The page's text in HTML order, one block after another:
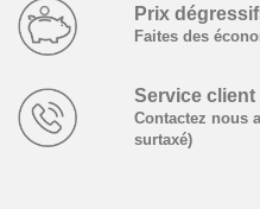
Prix
Faites des
Service client
Contactez nous
surtaxé)